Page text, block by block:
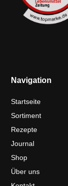
Navigation
Startseite
Sortiment
Rezepte
Journal
Shop
Über uns